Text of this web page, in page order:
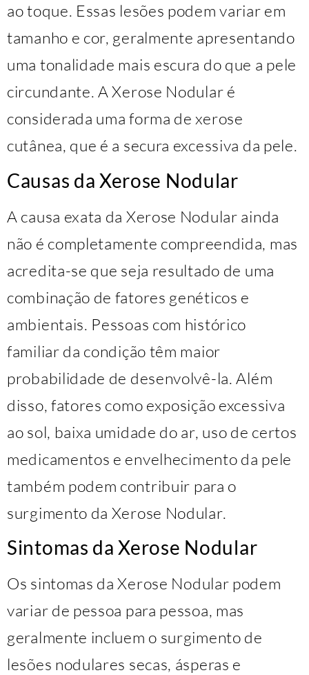
ao toque. Essas lesões podem variar em
tamanho e cor, geralmente apresentando
uma tonalidade mais escura do que a pele
circundante. A Xerose Nodular é
considerada uma forma de xerose
cutânea, que é a secura excessiva da pele.
Causas da Xerose Nodular
A causa exata da Xerose Nodular ainda
não é completamente compreendida, mas
acredita-se que seja resultado de uma
combinação de fatores genéticos e
ambientais. Pessoas com histórico
familiar da condição têm maior
probabilidade de desenvolvê-la. Além
disso, fatores como exposição excessiva
ao sol, baixa umidade do ar, uso de certos
medicamentos e envelhecimento da pele
também podem contribuir para o
surgimento da Xerose Nodular.
Sintomas da Xerose Nodular
Os sintomas da Xerose Nodular podem
variar de pessoa para pessoa, mas
geralmente incluem o surgimento de
lesões nodulares secas, ásperas e